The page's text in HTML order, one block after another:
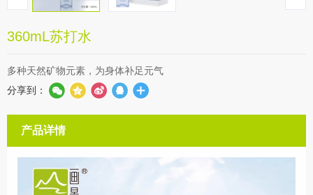
360mL苏打水
多种天然矿物元素，为身体补足元气
分享到：
产品详情